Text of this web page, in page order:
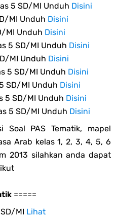
5 SD/MI Unduh Disini
MI Unduh Disini
MI Unduh Disini
5 SD/MI Unduh Disini
MI Unduh Disini
5 SD/MI Unduh Disini
SD/MI Unduh Disini
5 SD/MI Unduh Disini
5 SD/MI Unduh Disini
Soal PAS Tematik, mapel
Arab kelas 1, 2, 3, 4, 5, 6
2013 silahkan anda dapat
=====
MI Lihat